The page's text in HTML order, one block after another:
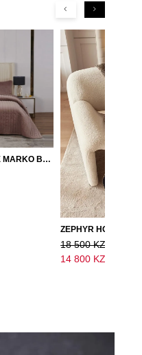
ПОКРЫВАЛО SOFI DE MARKO ВЕЛЮР 240×260 ФЕРДИНАНД (МОККО)
18 500 KZT
14 800 KZT